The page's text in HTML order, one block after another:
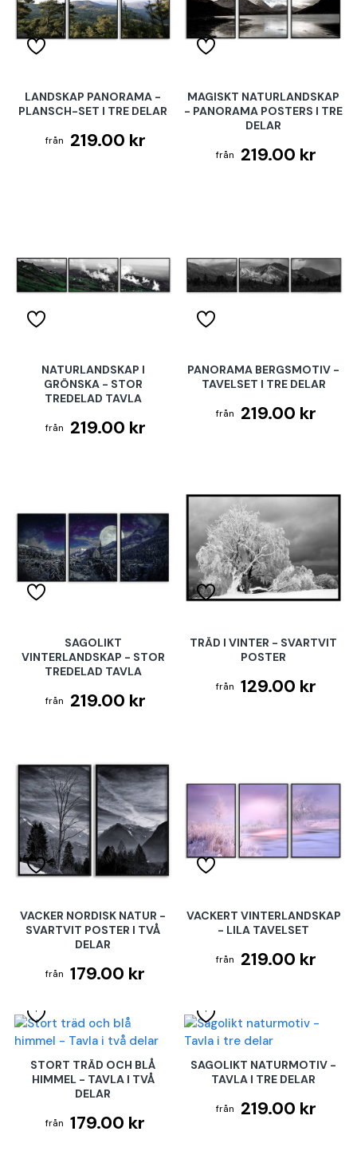
LANDSKAP PANORAMA -
PLANSCH-SET I TRE DELAR
219.00 kr
MAGISKT NATURLANDSKAP
- PANORAMA POSTERS I TRE
DELAR
219.00 kr
NATURLANDSKAP I
GRÖNSKA - STOR
TREDELAD TAVLA
219.00 kr
PANORAMA BERGSMOTIV -
TAVELSET I TRE DELAR
219.00 kr
SAGOLIKT
VINTERLANDSKAP - STOR
TREDELAD TAVLA
219.00 kr
TRÄD I VINTER - SVARTVIT
POSTER
129.00 kr
VACKER NORDISK NATUR -
SVARTVIT POSTER I TVÅ
DELAR
179.00 kr
VACKERT VINTERLANDSKAP
- LILA TAVELSET
219.00 kr
STORT TRÄD OCH BLÅ
HIMMEL - TAVLA I TVÅ
DELAR
179.00 kr
SAGOLIKT NATURMOTIV -
TAVLA I TRE DELAR
219.00 kr